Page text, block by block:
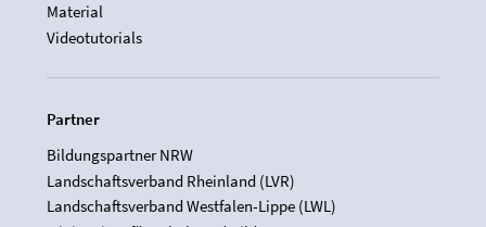
Material
Videotutorials
Partner
Bildungspartner NRW
Landschaftsverband Rheinland (LVR)
Landschaftsverband Westfalen-Lippe (LWL)